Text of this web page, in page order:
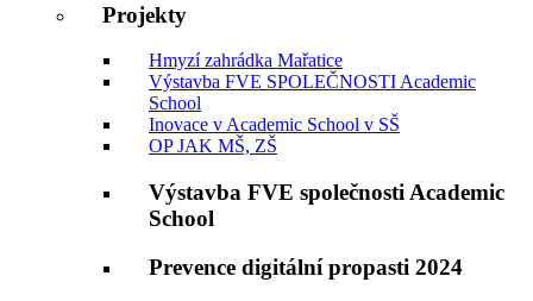
Projekty
Hmyzí zahrádka Mařatice
Výstavba FVE SPOLEČNOSTI Academic
School
Inovace v Academic School v SŠ
OP JAK MŠ, ZŠ
Výstavba FVE společnosti Academic
School
Prevence digitální propasti 2024